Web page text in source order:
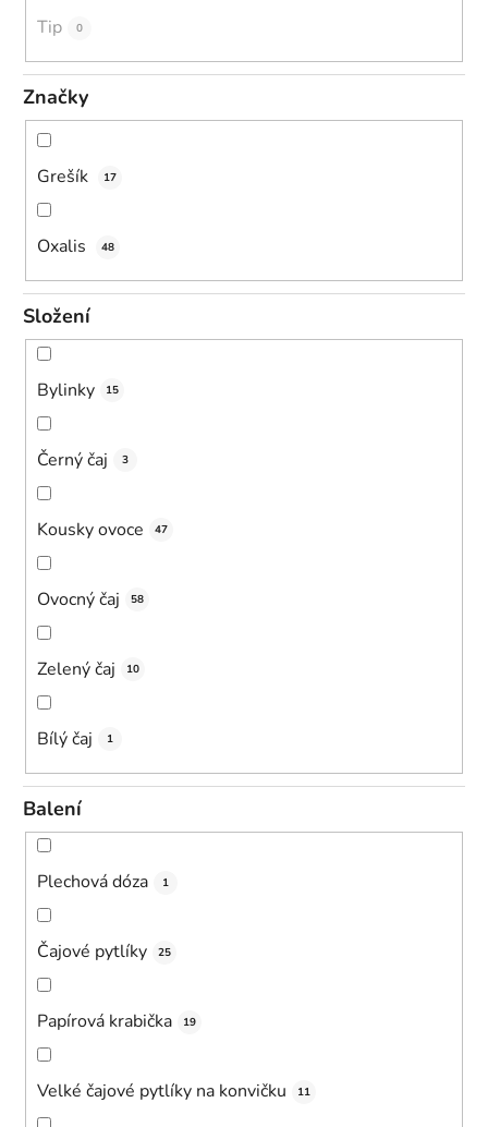
Tip 0
Značky
Grešík 17
Oxalis 48
Složení
Bylinky 15
Černý čaj 3
Kousky ovoce 47
Ovocný čaj 58
Zelený čaj 10
Bílý čaj 1
Balení
Plechová dóza 1
Čajové pytlíky 25
Papírová krabička 19
Velké čajové pytlíky na konvičku 11